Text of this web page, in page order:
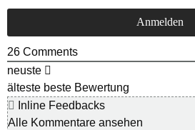
26 Comments
neuste
älteste beste Bewertung
Inline Feedbacks
Alle Kommentare ansehen